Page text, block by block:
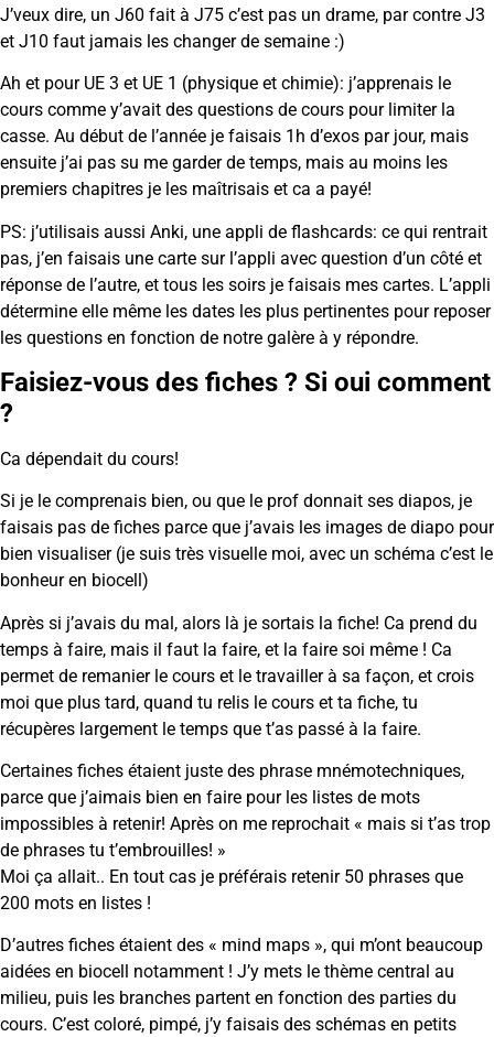
J’veux dire, un J60 fait à J75 c’est pas un drame, par contre J3
et J10 faut jamais les changer de semaine :)
Ah et pour UE 3 et UE 1 (physique et chimie): j’apprenais le
cours comme y’avait des questions de cours pour limiter la
casse. Au début de l’année je faisais 1h d’exos par jour, mais
ensuite j’ai pas su me garder de temps, mais au moins les
premiers chapitres je les maîtrisais et ca a payé!
PS: j’utilisais aussi Anki, une appli de flashcards: ce qui rentrait
pas, j’en faisais une carte sur l’appli avec question d’un côté et
réponse de l’autre, et tous les soirs je faisais mes cartes. L’appli
détermine elle même les dates les plus pertinentes pour reposer
les questions en fonction de notre galère à y répondre.
Faisiez-vous des fiches ? Si oui comment
?
Ca dépendait du cours!
Si je le comprenais bien, ou que le prof donnait ses diapos, je
faisais pas de fiches parce que j’avais les images de diapo pour
bien visualiser (je suis très visuelle moi, avec un schéma c’est le
bonheur en biocell)
Après si j’avais du mal, alors là je sortais la fiche! Ca prend du
temps à faire, mais il faut la faire, et la faire soi même ! Ca
permet de remanier le cours et le travailler à sa façon, et crois
moi que plus tard, quand tu relis le cours et ta fiche, tu
récupères largement le temps que t’as passé à la faire.
Certaines fiches étaient juste des phrase mnémotechniques,
parce que j’aimais bien en faire pour les listes de mots
impossibles à retenir! Après on me reprochait « mais si t’as trop
de phrases tu t’embrouilles! »
Moi ça allait.. En tout cas je préférais retenir 50 phrases que
200 mots en listes !
D’autres fiches étaient des « mind maps », qui m’ont beaucoup
aidées en biocell notamment ! J’y mets le thème central au
milieu, puis les branches partent en fonction des parties du
cours. C’est coloré, pimpé, j’y faisais des schémas en petits